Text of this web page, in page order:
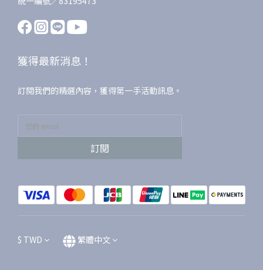
獲得最新消息！
訂閱我們的精選內容，獲得第一手活動訊息。
訂閱
$ TWD 繁體中文